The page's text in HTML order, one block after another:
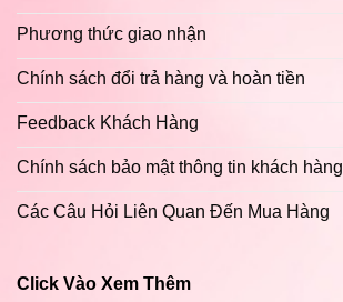
Phương thức giao nhận
Chính sách đổi trả hàng và hoàn tiền
Feedback Khách Hàng
Chính sách bảo mật thông tin khách hàng
Các Câu Hỏi Liên Quan Đến Mua Hàng
Click Vào Xem Thêm